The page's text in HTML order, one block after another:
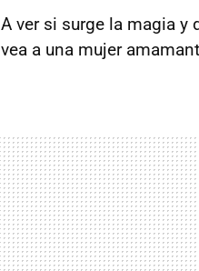
A ver si surge la magia y
vea a una mujer